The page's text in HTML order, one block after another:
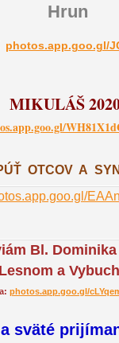
Hrun
photos.app.goo.gl/
MIKULÁŠ
OTCOV A
Bl. Dominika
a
photos.app.goo.gl/
sväté